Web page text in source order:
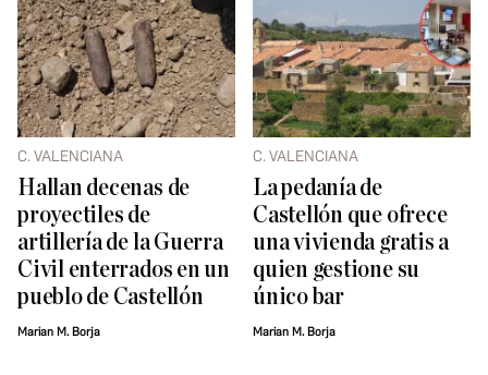
C. VALENCIANA
Hallan decenas de
proyectiles de
artillería de la Guerra
Civil enterrados en un
pueblo de Castellón
Marian M. Borja
C. VALENCIANA
La pedanía de
Castellón que ofrece
una vivienda gratis a
quien gestione su
único bar
Marian M. Borja